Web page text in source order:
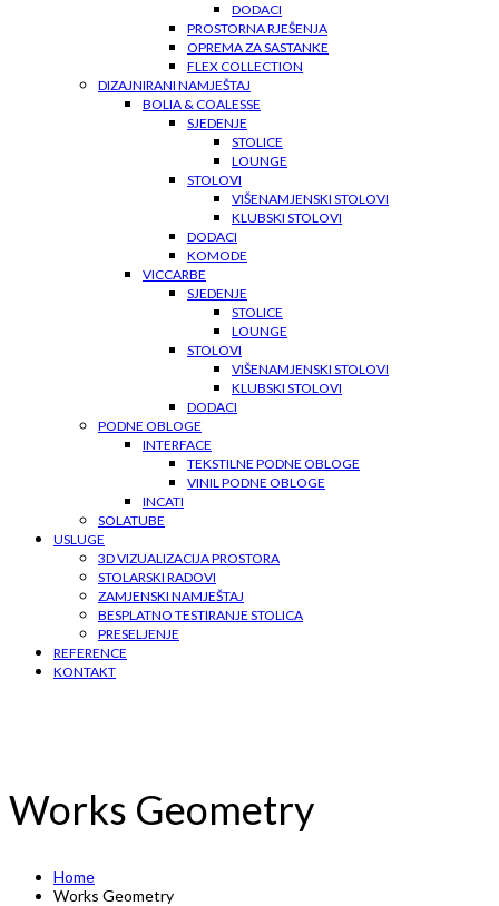
DODACI
PROSTORNA RJEŠENJA
OPREMA ZA SASTANKE
FLEX COLLECTION
DIZAJNIRANI NAMJEŠTAJ
BOLIA & COALESSE
SJEDENJE
STOLICE
LOUNGE
STOLOVI
VIŠENAMJENSKI STOLOVI
KLUBSKI STOLOVI
DODACI
KOMODE
VICCARBE
SJEDENJE
STOLICE
LOUNGE
STOLOVI
VIŠENAMJENSKI STOLOVI
KLUBSKI STOLOVI
DODACI
PODNE OBLOGE
INTERFACE
TEKSTILNE PODNE OBLOGE
VINIL PODNE OBLOGE
INCATI
SOLATUBE
USLUGE
3D VIZUALIZACIJA PROSTORA
STOLARSKI RADOVI
ZAMJENSKI NAMJEŠTAJ
BESPLATNO TESTIRANJE STOLICA
PRESELJENJE
REFERENCE
KONTAKT
Works Geometry
Home
Works Geometry